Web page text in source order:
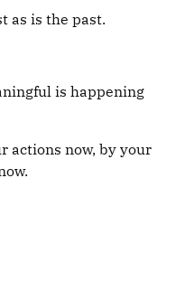
as is the past.
is happening
actions now, by your